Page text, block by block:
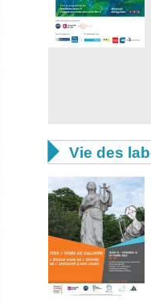
 Vie des